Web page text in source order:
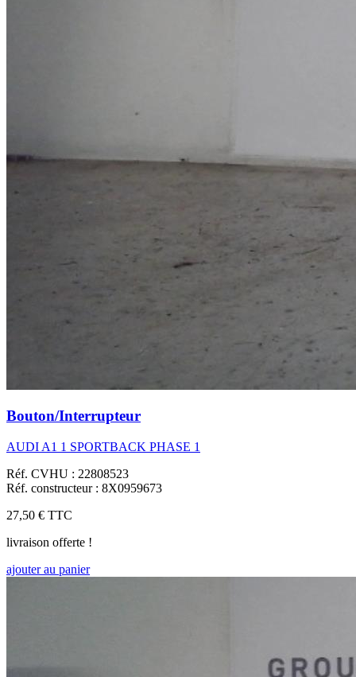
Bouton/Interrupteur
AUDI A1 1 SPORTBACK PHASE 1
Réf. CVHU : 22808523
Réf. constructeur : 8X0959673
27,50 € TTC
livraison offerte !
ajouter au panier